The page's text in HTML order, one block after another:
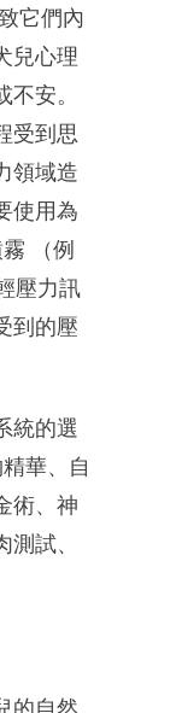
它們內
兒心理
不安。
受到思
領域造
使用為
（例
壓力訊
到的壓
統的選
華、自
術、神
試、
的自然